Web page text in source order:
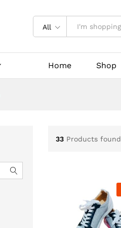
All
Home Shop
33 Products found